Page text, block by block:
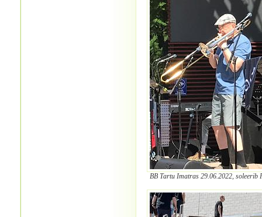
BB Tartu Imatras 29.06.2022, soleerib